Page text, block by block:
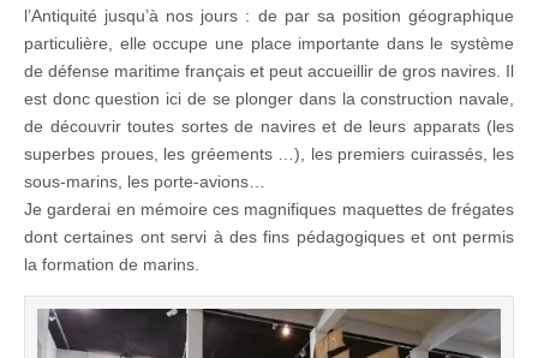
l’Antiquité jusqu’à nos jours : de par sa position géographique
particulière, elle occupe une place importante dans le système
de défense maritime français et peut accueillir de gros navires. Il
est donc question ici de se plonger dans la construction navale,
de découvrir toutes sortes de navires et de leurs apparats (les
superbes proues, les gréements …), les premiers cuirassés, les
sous-marins, les porte-avions…
Je garderai en mémoire ces magnifiques maquettes de frégates
dont certaines ont servi à des fins pédagogiques et ont permis
la formation de marins.